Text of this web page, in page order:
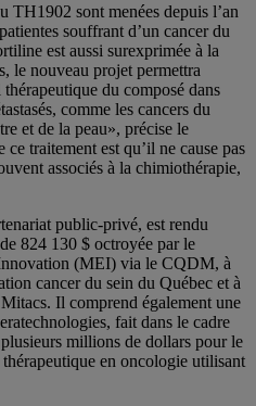
TH1902 sont menées depuis l’an
souffrant d’un cancer du
est aussi surexprimée à la
le nouveau projet permettra
du composé dans
comme les cancers du
et de la peau», précise le
ce traitement est qu’il ne cause pas
associés à la chimiothérapie,
public-privé, est rendu
824 130 $ octroyée par le
(MEI) via le CQDM, à
cancer du sein du Québec et à
Il comprend également une
fait dans le cadre
millions de dollars pour le
en oncologie utilisant